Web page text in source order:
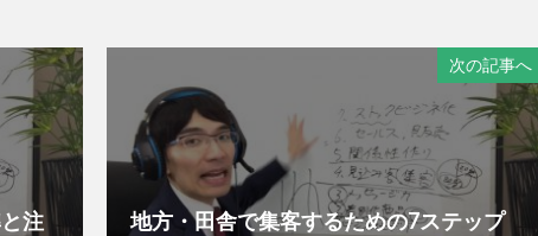
注
次の記事へ
地方・田舎で集客するための7ステップ